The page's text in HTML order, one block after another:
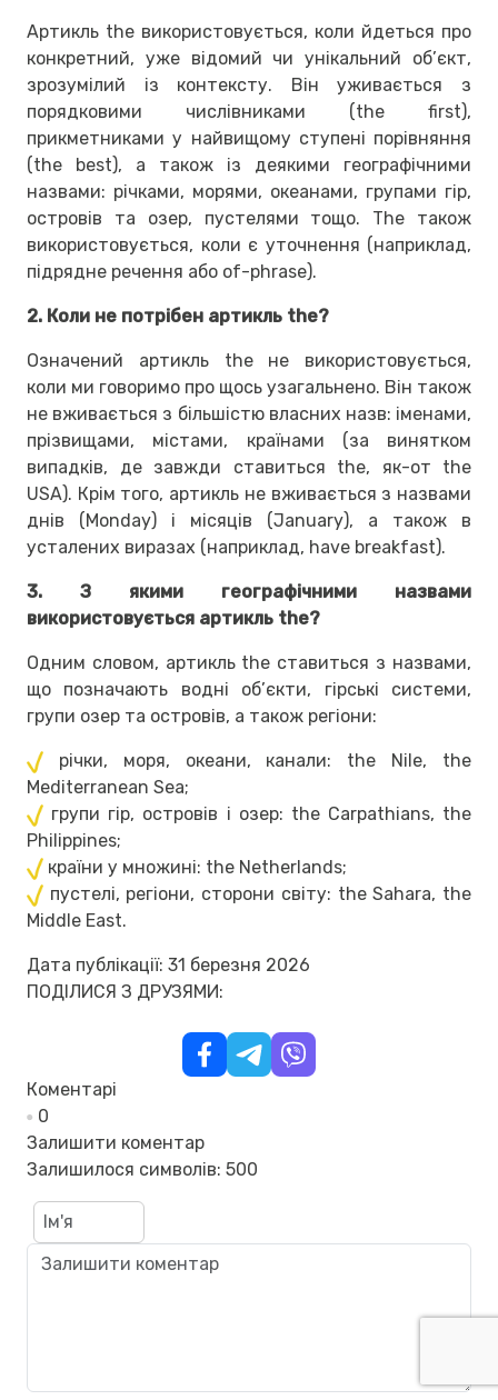
Артикль the використовується, коли йдеться про
конкретний, уже відомий чи унікальний об’єкт,
зрозумілий із контексту. Він уживається з
порядковими числівниками (the first),
прикметниками у найвищому ступені порівняння
(the best), а також із деякими географічними
назвами: річками, морями, океанами, групами гір,
островів та озер, пустелями тощо. The також
використовується, коли є уточнення (наприклад,
підрядне речення або of-phrase).
2. Коли не потрібен артикль the?
Означений артикль the не використовується,
коли ми говоримо про щось узагальнено. Він також
не вживається з більшістю власних назв: іменами,
прізвищами, містами, країнами (за винятком
випадків, де завжди ставиться the, як-от the
USA). Крім того, артикль не вживається з назвами
днів (Monday) і місяців (January), а також в
усталених виразах (наприклад, have breakfast).
3. З якими географічними назвами
використовується артикль the?
Одним словом, артикль the ставиться з назвами,
що позначають водні об’єкти, гірські системи,
групи озер та островів, а також регіони:
річки, моря, океани, канали: the Nile, the
Mediterranean Sea;
групи гір, островів і озер: the Carpathians, the
Philippines;
країни у множині: the Netherlands;
пустелі, регіони, сторони світу: the Sahara, the
Middle East.
Дата публікації: 31 березня 2026
ПОДІЛИСЯ З ДРУЗЯМИ:
Коментарі
0
Залишити коментар
Залишилося символів: 500